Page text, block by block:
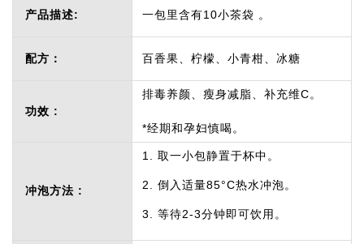
产品描述: 一包里含有10小茶袋 。
配方： 百香果、柠檬、小青柑、冰糖
功效 :
排毒养颜、瘦身减脂、补充维C。
*经期和孕妇慎喝。
冲泡方法 :
1. 取一小包静置于杯中。
2. 倒入适量85°C热水冲泡。
3. 等待2-3分钟即可饮用。